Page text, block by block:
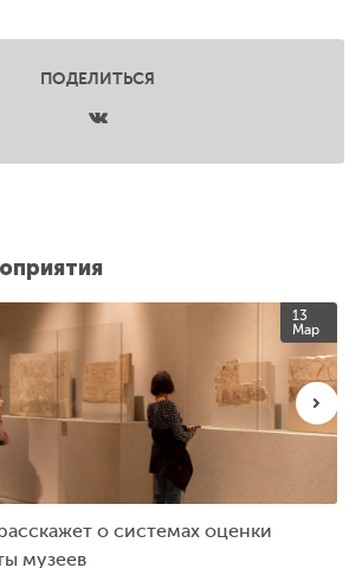
ПОДЕЛИТЬСЯ
13
Мар
о системах оценки
музеев